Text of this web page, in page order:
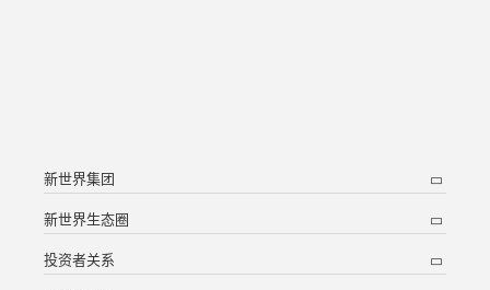
新世界集团
新世界生态圈
投资者关系